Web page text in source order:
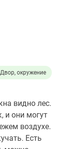
Двор, окружение
видно лес.
и они могут
воздухе.
Есть